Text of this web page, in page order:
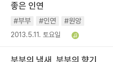
좋은 인연
#부부 #인연 #원앙
2013.5.11. 토요일
부부의 냄새, 부부의 향기